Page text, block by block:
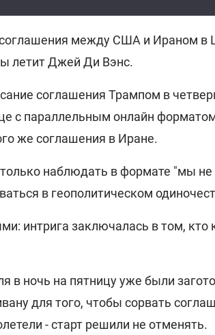
между США и Ираном в
летит Джей Ди Вэнс.
соглашения Трампом в
с параллельным онлайн
же соглашения в Иране.
наблюдать в формате "мы не
в геополитическом
интрига заключалась в том, кто
в ночь на пятницу уже были
для того, чтобы сорвать
- старт решили не отменять.